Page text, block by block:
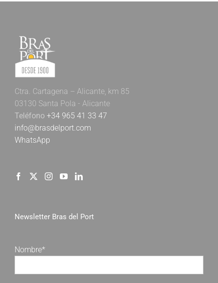
Ctra. Cartagena – Alicante, km 85
03130 Santa Pola - Alicante
Teléfono +34 965 41 33 47
info@brasdelport.com
WhatsApp
Newsletter Bras del Port
Nombre*